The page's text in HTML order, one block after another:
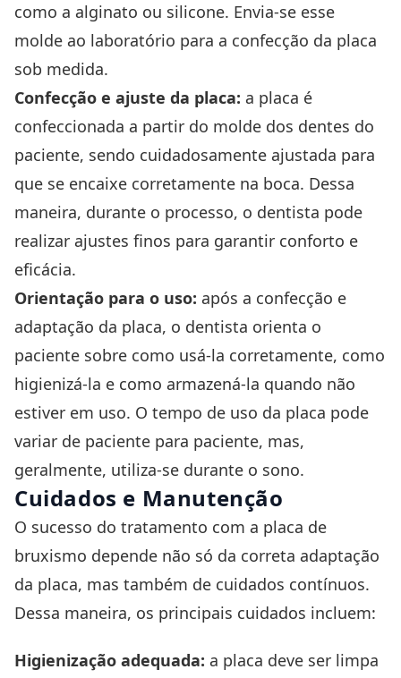
como a alginato ou silicone. Envia-se esse
molde ao laboratório para a confecção da placa
sob medida.
Confecção e ajuste da placa: a placa é
confeccionada a partir do molde dos dentes do
paciente, sendo cuidadosamente ajustada para
que se encaixe corretamente na boca. Dessa
maneira, durante o processo, o dentista pode
realizar ajustes finos para garantir conforto e
eficácia.
Orientação para o uso: após a confecção e
adaptação da placa, o dentista orienta o
paciente sobre como usá-la corretamente, como
higienizá-la e como armazená-la quando não
estiver em uso. O tempo de uso da placa pode
variar de paciente para paciente, mas,
geralmente, utiliza-se durante o sono.
Cuidados e Manutenção
O sucesso do tratamento com a placa de
bruxismo depende não só da correta adaptação
da placa, mas também de cuidados contínuos.
Dessa maneira, os principais cuidados incluem:
Higienização adequada: a placa deve ser limpa